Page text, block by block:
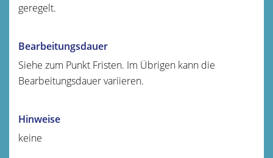
geregelt.
Bearbeitungsdauer
Siehe zum Punkt Fristen. Im Übrigen kann die
Bearbeitungsdauer variieren.
Hinweise
keine